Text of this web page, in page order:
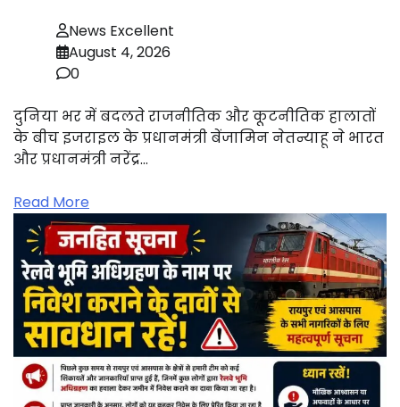
News Excellent
August 4, 2026
0
दुनिया भर में बदलते राजनीतिक और कूटनीतिक हालातों
के बीच इजराइल के प्रधानमंत्री बेंजामिन नेतन्याहू ने भारत
और प्रधानमंत्री नरेंद्र…
Read More